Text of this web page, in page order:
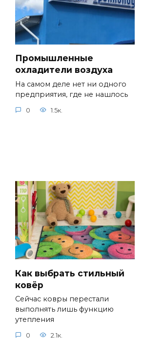
Промышленные
охладители воздуха
На самом деле нет ни одного
предприятия, где не нашлось
0 1.5к.
Как выбрать стильный
ковёр
Сейчас ковры перестали
выполнять лишь функцию
утепления
0 2.1к.